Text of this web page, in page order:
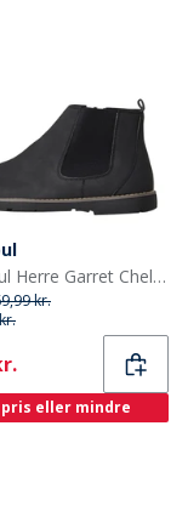
Brave Soul Herre Garret Chelsea Ankelstøvler Sort
kr.
pris eller mindre